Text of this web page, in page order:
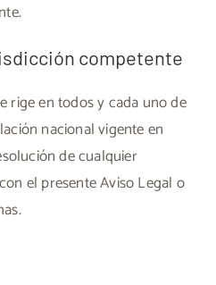
competente
rige en todos y cada uno de
nacional vigente en
de cualquier
el presente Aviso Legal o